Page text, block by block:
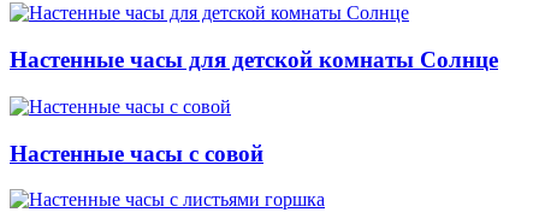
Настенные часы для детской комнаты Солнце
Настенные часы с совой